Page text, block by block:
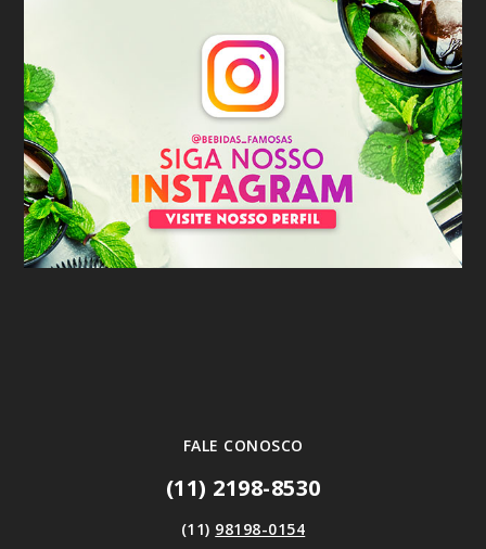
FALE CONOSCO
(11) 2198-8530
(11) 98198-0154